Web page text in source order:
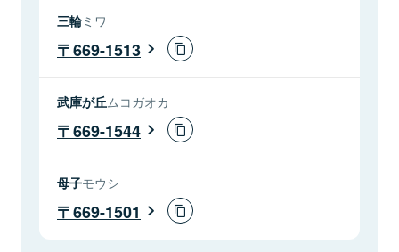
三輪ミワ
669-1513
武庫が丘 ムコガオカ
669-1544
母子モウシ
669-1501